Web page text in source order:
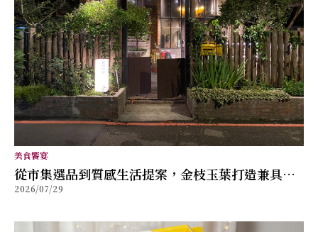
美食饗宴
從市集選品到質感生活提案，金枝玉葉打造兼具風
格與舒適的女性穿搭品牌
2026/07/29